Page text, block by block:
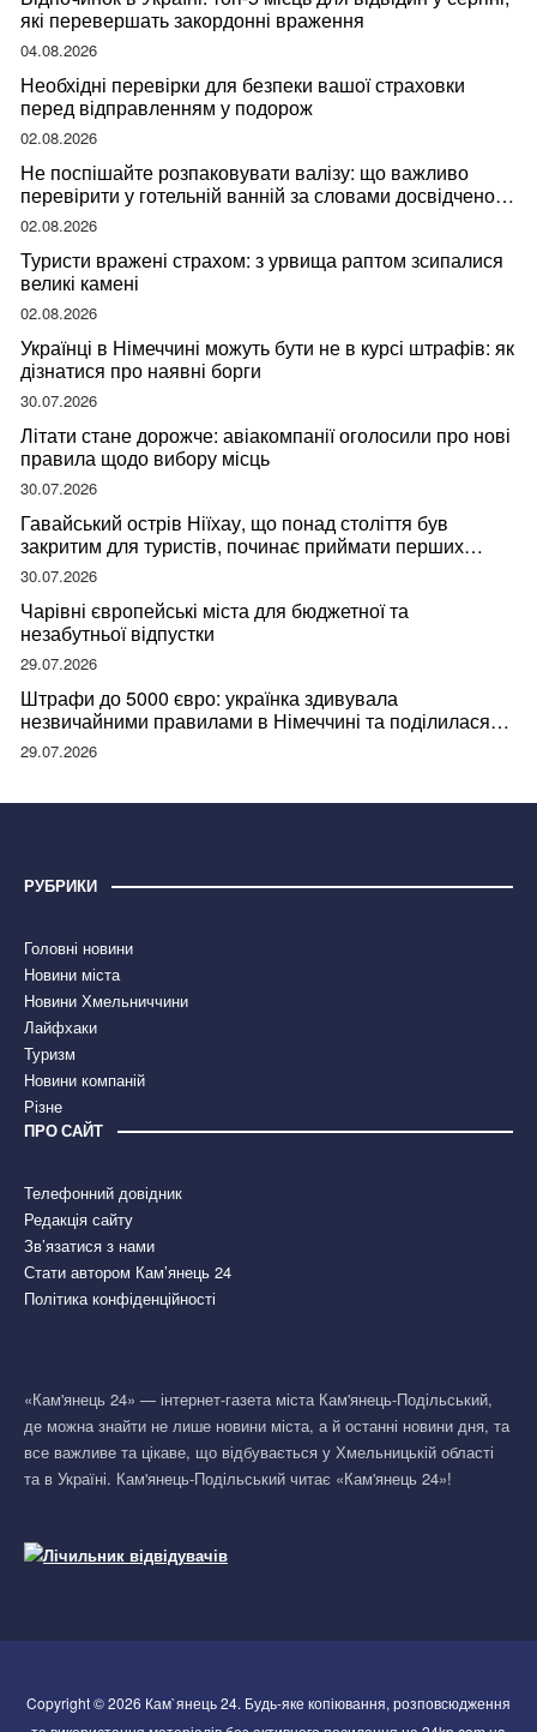
які перевершать закордонні враження
04.08.2026
Необхідні перевірки для безпеки вашої страховки
перед відправленням у подорож
02.08.2026
Не поспішайте розпаковувати валізу: що важливо
перевірити у готельній ванній за словами досвідченої
мандрівниці
02.08.2026
Туристи вражені страхом: з урвища раптом зсипалися
великі камені
02.08.2026
Українці в Німеччині можуть бути не в курсі штрафів: як
дізнатися про наявні борги
30.07.2026
Літати стане дорожче: авіакомпанії оголосили про нові
правила щодо вибору місць
30.07.2026
Гавайський острів Ніїхау, що понад століття був
закритим для туристів, починає приймати перших
відвідувачів
30.07.2026
Чарівні європейські міста для бюджетної та
незабутньої відпустки
29.07.2026
Штрафи до 5000 євро: українка здивувала
незвичайними правилами в Німеччині та поділилася
правдою
29.07.2026
РУБРИКИ
Головні новини
Новини міста
Новини Хмельниччини
Лайфхаки
Туризм
Новини компаній
Різне
ПРО САЙТ
Телефонний довідник
Редакція сайту
Зв’язатися з нами
Стати автором Кам’янець 24
Політика конфіденційності
«Кам'янець 24» — інтернет-газета міста Кам'янець-Подільський,
де можна знайти не лише новини міста, а й останні новини дня, та
все важливе та цікаве, що відбувається у Хмельницькій області
та в Україні. Кам'янець-Подільський читає «Кам'янець 24»!
Copyright © 2026 Кам`янець 24. Будь-яке копіювання, розповсюдження